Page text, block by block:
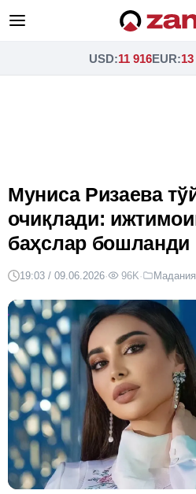
USD:11 916EUR:
Муниса Ризаева
очиқлади:
баҳслар бошланди
19:03 / 09.06.2026· 96K·